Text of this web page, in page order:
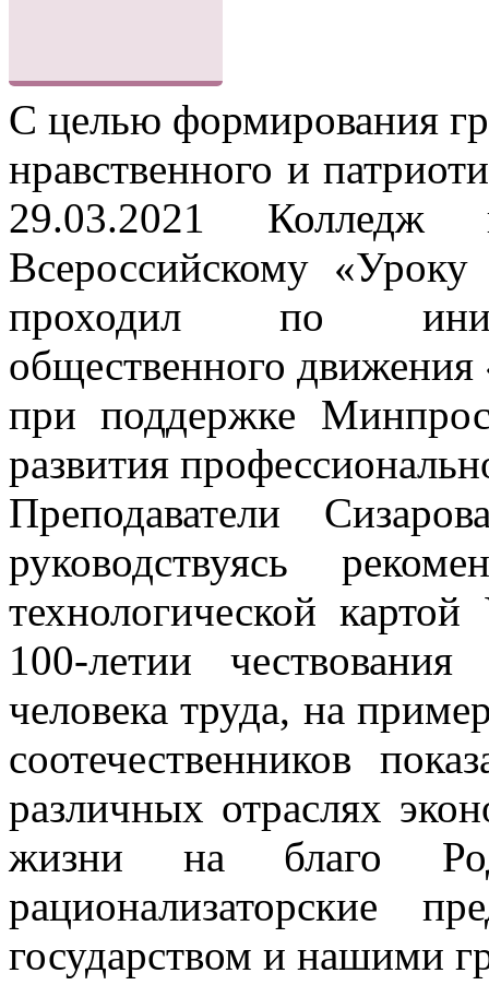
С целью формирования
нравственного и
29.03.2021 Колледж
Всероссийскому
проходил по
общественного
при поддержке
развития
Преподаватели
руководствуясь
технологической
100-летии
человека труда, на
соотечественников
различных отраслях
жизни на благо
рационализаторские
государством и нашими